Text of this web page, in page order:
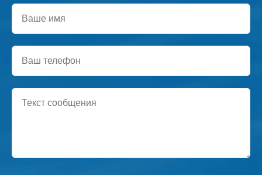
имя
телефон
сообщения